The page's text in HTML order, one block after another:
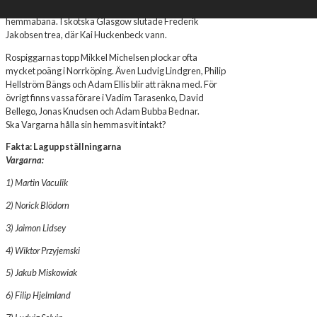
hemmabana. I skotska Glasgow slutade Frederik
Jakobsen trea, där Kai Huckenbeck vann.
​Rospiggarnas topp Mikkel Michelsen plockar ofta
mycket poäng i Norrköping. Även Ludvig Lindgren, Philip
Hellström Bängs och Adam Ellis blir att räkna med. För
övrigt finns vassa förare i Vadim Tarasenko, David
Bellego, Jonas Knudsen och Adam Bubba Bednar.
​Ska Vargarna hålla sin hemmasvit intakt?
Fakta:Laguppställningarna
Vargarna:
1)Martin Vaculik
2)Norick Blödorn
3) Jaimon Lidsey
4) Wiktor Przyjemski
5)Jakub Miskowiak
6) Filip Hjelmland